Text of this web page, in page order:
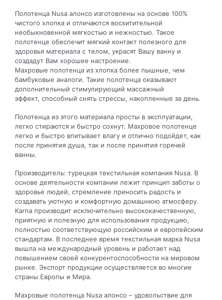
Полотенца Nusa алонсо изготовлены на основе 100%
чистого хлопка и отличаются восхитительной
необыкновенной мягкостью и нежностью. Такое
полотенце обеспечит мягкий контакт полезного для
здоровья материала с телом, украсят Вашу ванну и
создадут Вам хорошее настроение.
Махровые полотенца из хлопка более пышные, чем
бамбуковые аналоги. Такие полотенца оказывают
дополнительный стимулирующий массажный
эффект, способный снять стрессы, накопленные за день.
Полотенца из этого материала просты в эксплуатации,
легко стираются и быстро сохнут. Махровое полотенце
легко и быстро впитывает влагу и отлично подойдет, как
после принятия душа, так и после принятия горячей
ванны.
Производитель: турецкая текстильная компания Nusa. В
основе деятельности компании лежит принцип заботы о
здоровье людей, стремление приносить радость и
создавать уютную и комфортную домашнюю атмосферу.
Karna производит исключительно высококачественную,
приятную и полезную для использования продукцию,
полностью соответствующую российским и европейским
стандартам. В последнее время текстильная марка Nusa
вышла на международный уровень и работает над
повышением своей конкурентоспособности на мировом
рынке. Экспорт продукции осуществляется во многие
страны Европы и Мира.
Махровые полотенца Nusa алонсо – удовольствие для